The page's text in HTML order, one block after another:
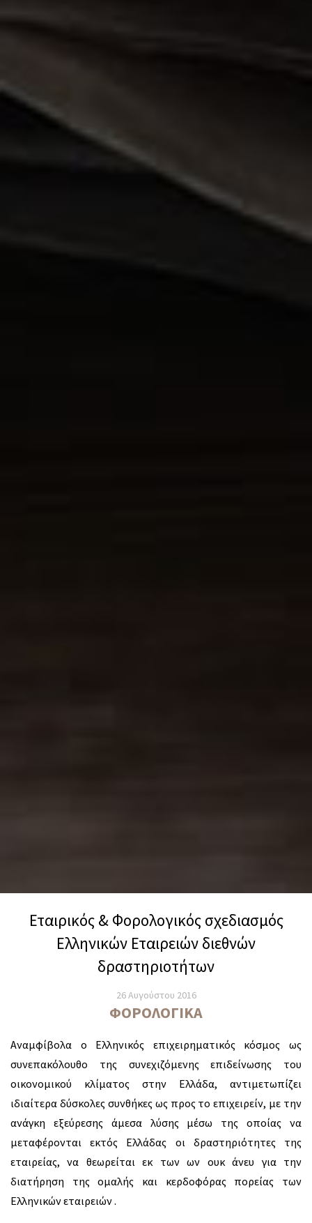
Εταιρικός & Φορολογικός σχεδιασμός
Ελληνικών Εταιρειών διεθνών
δραστηριοτήτων
26 Αυγούστου 2016
ΦΟΡΟΛΟΓΙΚΆ
Αναμφίβολα ο Ελληνικός επιχειρηματικός κόσμος ως
συνεπακόλουθο της συνεχιζόμενης επιδείνωσης του
οικονομικού κλίματος στην Ελλάδα, αντιμετωπίζει
ιδιαίτερα δύσκολες συνθήκες ως προς το επιχειρείν, με την
ανάγκη εξεύρεσης άμεσα λύσης μέσω της οποίας να
μεταφέρονται εκτός Ελλάδας οι δραστηριότητες της
εταιρείας, να θεωρείται εκ των ων ουκ άνευ για την
διατήρηση της ομαλής και κερδοφόρας πορείας των
Ελληνικών εταιρειών .